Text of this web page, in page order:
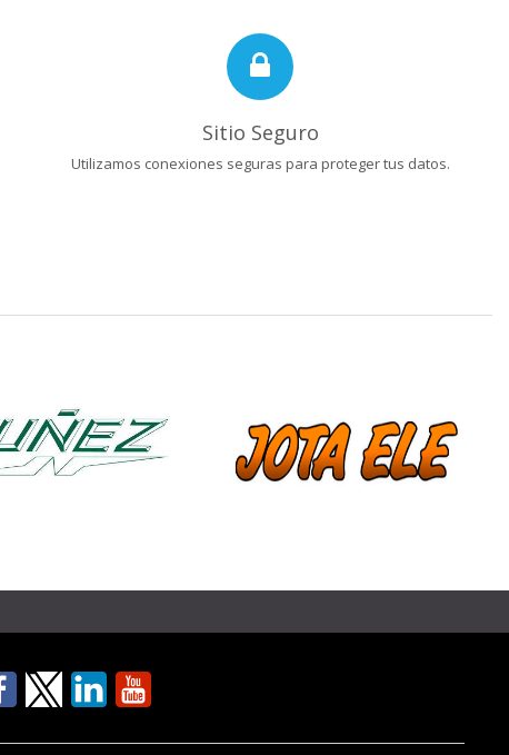
Sitio Seguro
Utilizamos conexiones seguras para proteger tus datos.